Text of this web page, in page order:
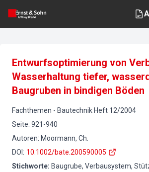
Entwurfsoptimierung von
Wasserhaltung tiefer,
Baugruben in bindigen Böden
Fachthemen - Bautechnik Heft 12/2004
Seite: 921-940
Autoren: Moormann, Ch.
DOI : 10.1002/bate.200590005
Stichworte: Baugrube, Verbausystem,